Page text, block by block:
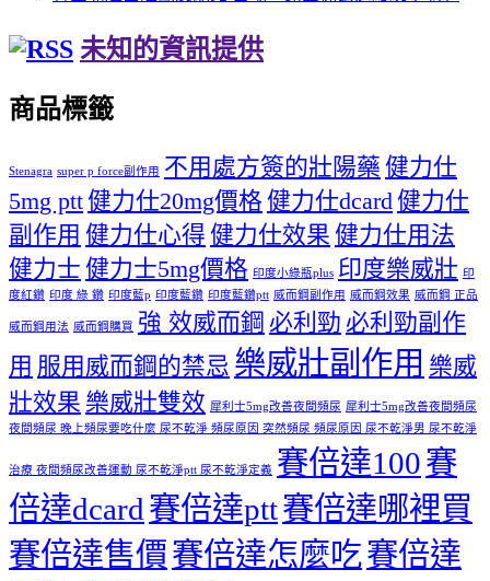
未知的資訊提供
商品標籤
Stenagra super p force副作用 不用處方簽的壯陽藥 健力仕
5mg ptt健力仕20mg價格健力仕dcard健力仕
副作用 健力仕心得 健力仕效果 健力仕用法
健力士 健力士5mg價格 印度小綠瓶plus 印度樂威壯 印
度紅鑽 印度 綠 鑽 印度藍p 印度藍鑽 印度藍鑽ptt 威而鋼副作用 威而鋼效果 威而鋼 正品
威而鋼用法 威而鋼購買 強 效威而鋼 必利勁 必利勁副作
用 服用威而鋼的禁忌 樂威壯副作用 樂威
壯效果 樂威壯雙效 犀利士5mg改善夜間頻尿 犀利士5mg改善夜間頻尿
夜間頻尿 晚上頻尿要吃什麼 尿不乾淨 頻尿原因 突然頻尿 頻尿原因 尿不乾淨男 尿不乾淨
治療 夜間頻尿改善運動 尿不乾淨ptt 尿不乾淨定義 賽倍達100賽
倍達dcard 賽倍達ptt賽倍達哪裡買
賽倍達售價 賽倍達怎麼吃賽倍達